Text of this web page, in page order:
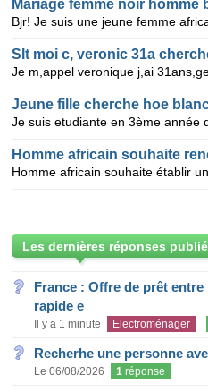
Mariage femme noir homme
Les dernières réponses
France : Offre de prêt
rapide e
Il y a 1 minute Electroménager
Recherhe une personne
Le 06/08/2026 1 réponse